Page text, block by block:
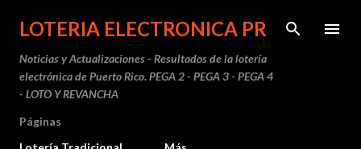
Ir al contenido principal
LOTERIA ELECTRONICA PR
Noticias y Actualizaciones - Resultados de la lotería
electrónica de Puerto Rico. PEGA 2 - PEGA 3 - PEGA 4
- LOTO Y REVANCHA
Páginas